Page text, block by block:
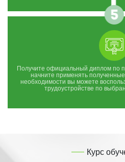
Получите официальный диплом по
начните применять
необходимости вы можете
трудоустройстве по
Курс